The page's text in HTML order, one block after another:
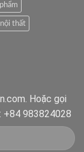
thất
Hoặc gọi
+84 983824028